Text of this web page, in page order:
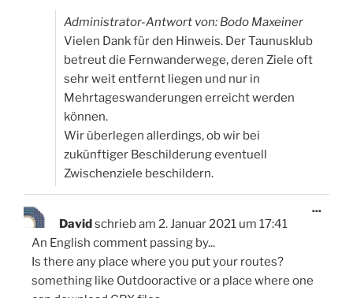
Administrator-Antwort von: Bodo Maxeiner
Vielen Dank für den Hinweis. Der Taunusklub
betreut die Fernwanderwege, deren Ziele oft
sehr weit entfernt liegen und nur in
Mehrtageswanderungen erreicht werden
können.
Wir überlegen allerdings, ob wir bei
zukünftiger Beschilderung eventuell
Zwischenziele beschildern.
Davidschrieb am 2. Januar 2021 um 17:41
An English comment passing by...
Is there any place where you put your routes?
something like Outdooractive or a place where one
...